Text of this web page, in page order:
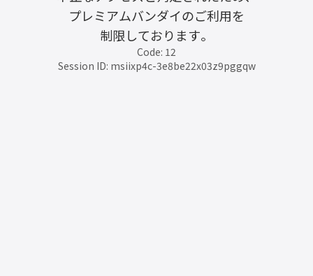
プレミアムバンダイのご利用を
制限しております。
Code: 12
Session ID: msiixp4c-3e8be22x03z9pggqw